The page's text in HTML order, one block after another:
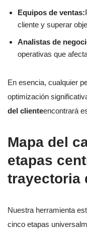
Equipos de ventas:
cliente y superar
Analistas de
operativas que
En esencia, cualquier
optimización
del clienteencontrará
Mapa del
etapas
trayectoria
Nuestra herramienta
cinco etapas